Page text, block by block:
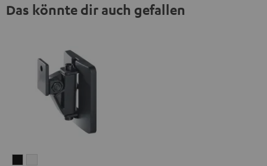
Das könnte dir auch gefallen